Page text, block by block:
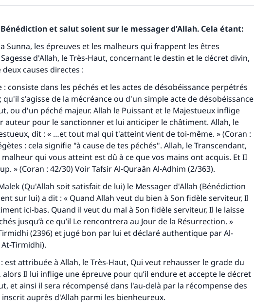
Bénédiction et salut soient sur le messager d'Allah. Cela étant:
la Sunna, les épreuves et les malheurs qui frappent les êtres
Sagesse d'Allah, le Très-Haut, concernant le destin et le décret divin,
deux causes directes :
: consiste dans les péchés et les actes de désobéissance perpétrés
qu'il s'agisse de la mécréance ou d'un simple acte de désobéissance
ou d'un péché majeur. Allah le Puissant et le Majestueux inflige
auteur pour le sanctionner et lui anticiper le châtiment. Allah, le
dit : « …et tout mal qui t'atteint vient de toi-même. » (Coran :
: cela signifie "à cause de tes péchés". Allah, le Transcendant,
malheur qui vous atteint est dû à ce que vos mains ont acquis. Et II
» (Coran : 42/30) Voir Tafsir Al-Quraân Al-Adhim (2/363).
(Qu'Allah soit satisfait de lui) le Messager d'Allah (Bénédiction
sur lui) a dit : « Quand Allah veut du bien à Son fidèle serviteur, Il
ici-bas. Quand il veut du mal à Son fidèle serviteur, Il le laisse
jusqu’à ce qu’il Le rencontrera au Jour de la Résurrection. »
(2396) et jugé bon par lui et déclaré authentique par Al-
At-Tirmidhi).
: est attribuée à Allah, le Très-Haut, Qui veut rehausser le grade du
alors Il lui inflige une épreuve pour qu’il endure et accepte le décret
et ainsi il sera récompensé dans l'au-delà par la récompense des
auprès d'Allah parmi les bienheureux.